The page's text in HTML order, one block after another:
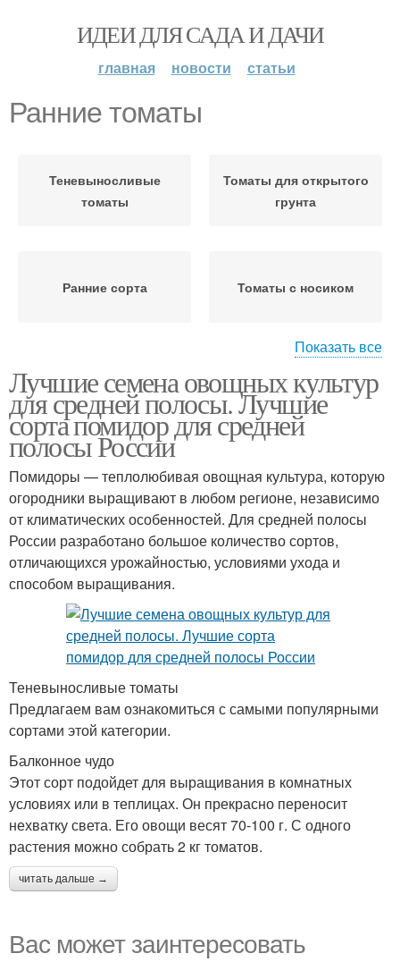
ИДЕИ ДЛЯ САДА И ДАЧИ
главная новости статьи
Ранние томаты
Теневыносливые
томаты
Томаты для открытого
грунта
Ранние сорта Томаты с носиком
подмосковья
Показать все
Лучшие семена овощных культур
для средней полосы. Лучшие
сорта помидор для средней
полосы России
Помидоры — теплолюбивая овощная культура, которую
огородники выращивают в любом регионе, независимо
от климатических особенностей. Для средней полосы
России разработано большое количество сортов,
отличающихся урожайностью, условиями ухода и
способом выращивания.
Теневыносливые томаты
Предлагаем вам ознакомиться с самыми популярными
сортами этой категории.
Балконное чудо
Этот сорт подойдет для выращивания в комнатных
условиях или в теплицах. Он прекрасно переносит
нехватку света. Его овощи весят 70-100 г. С одного
растения можно собрать 2 кг томатов.
читать дальше →
Вас может заинтересовать